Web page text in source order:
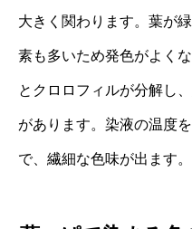
大きく関わります。葉が
素も多いため発色がよく
とクロロフィルが分解し
があります。染液の温度
で、繊細な色味が出ます。